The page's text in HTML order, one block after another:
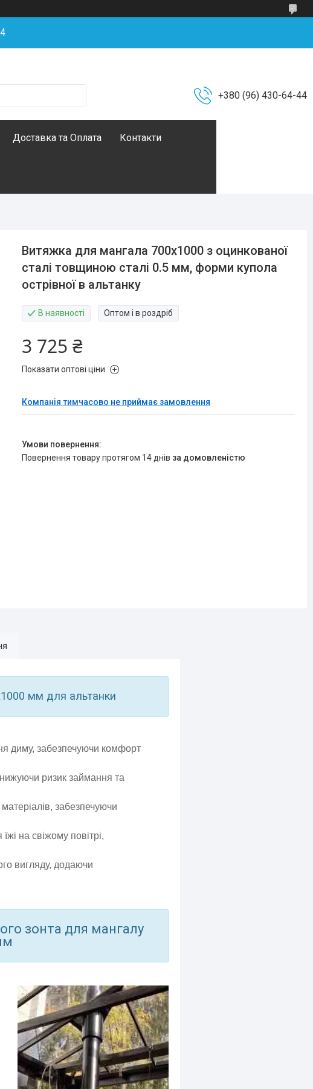
+380 (96) 430-64-44
Доставка та Оплата Контакти
Витяжка для мангала 700х1000 з оцинкованої
сталі товщиною сталі 0.5 мм, форми купола
острівної в альтанку
В наявності Оптом і в роздріб
3 725 ₴
Показати оптові ціни
Компанія тимчасово не приймає замовлення
повернення товару протягом 14 днів за домовленістю
мм для альтанки
диму, забезпечуючи комфорт
ризик займання та
матеріалів, забезпечуючи
на свіжому повітрі,
вигляду, додаючи
зонта для мангалу